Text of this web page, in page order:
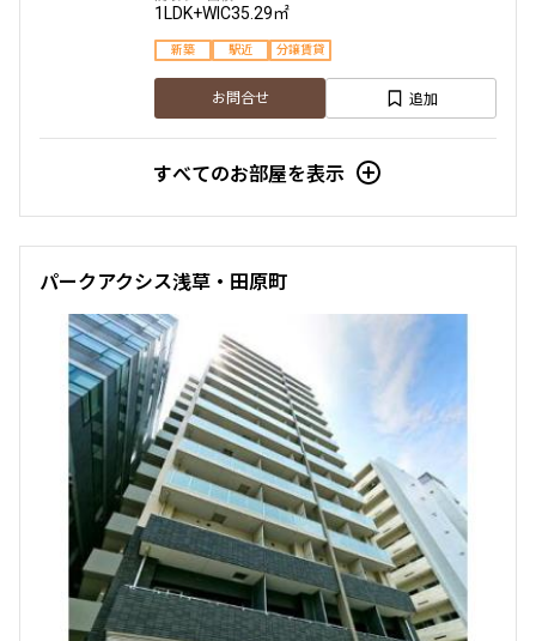
1LDK+WIC35.29㎡
新築 駅近 分譲賃貸
お問合せ 追加
すべてのお部屋を表示
パークアクシス浅草・田原町